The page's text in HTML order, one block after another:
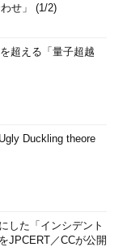
せ」 (1/2)
超える「量子超越
Duckling theore
した「インシデント
JPCERT／CCが公開